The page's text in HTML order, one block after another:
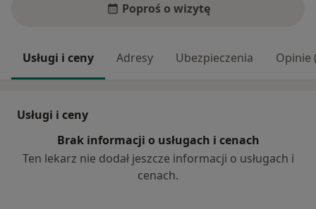
Poproś o wizytę
Usługi i ceny Adresy Ubezpieczenia Opinie
Usługi i ceny
Brak informacji o usługach i cenach
Ten lekarz nie dodał jeszcze informacji o usługach i
cenach.